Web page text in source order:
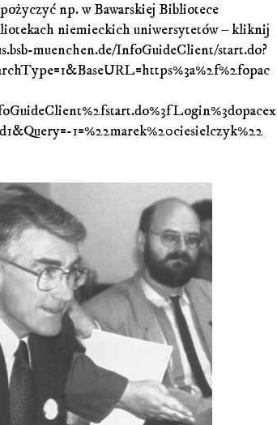
np. w Bawarskiej Bibliotece
niemieckich uniwersytetów – kliknij
muenchen.de/InfoGuideClient/start.do?
1=%22marek%20ciesielczyk%22